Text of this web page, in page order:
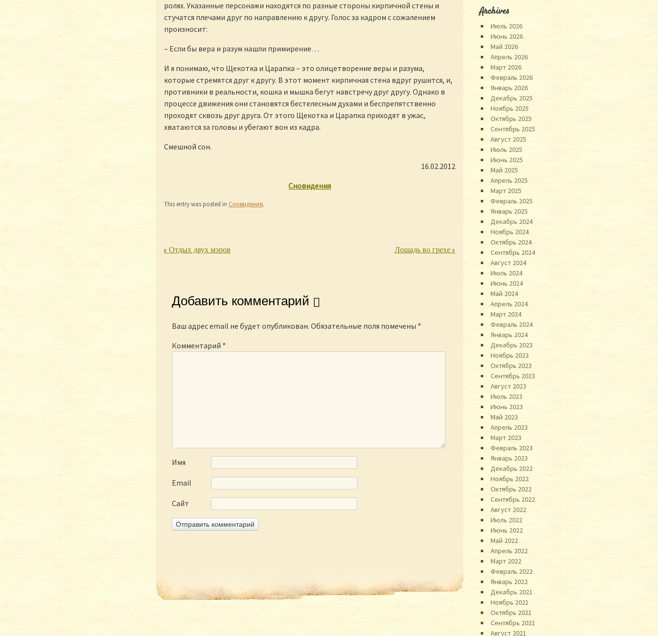
ролях. Указанные персонажи находятся по разные стороны кирпичной стены и
стучатся плечами друг по направлению к другу. Голос за кадром с сожалением
произносит:
– Если бы вера и разум нашли примирение…
И я понимаю, что Щекотка и Царапка – это олицетворение веры и разума,
которые стремятся друг к другу. В этот момент кирпичная стена вдруг рушится, и,
противники в реальности, кошка и мышка бегут навстречу друг другу. Однако в
процессе движения они становятся бестелесным духами и беспрепятственно
проходят сквозь друг друга. От этого Щекотка и Царапка приходят в ужас,
хватаются за головы и убегают вон из кадра.
Смешной сон.
16.02.2012
Сновидения
This entry was posted in Сновидения.
Post navigation
«Отдых двух мэров Лошадь во грехе»
Добавить комментарий
Ваш адрес email не будет опубликован. Обязательные поля помечены *
Комментарий *
Имя
Email
Сайт
Archives
Июль 2026
Июнь 2026
Май 2026
Апрель 2026
Март 2026
Февраль 2026
Январь 2026
Декабрь 2025
Ноябрь 2025
Октябрь 2025
Сентябрь 2025
Август 2025
Июль 2025
Июнь 2025
Май 2025
Апрель 2025
Март 2025
Февраль 2025
Январь 2025
Декабрь 2024
Ноябрь 2024
Октябрь 2024
Сентябрь 2024
Август 2024
Июль 2024
Июнь 2024
Май 2024
Апрель 2024
Март 2024
Февраль 2024
Январь 2024
Декабрь 2023
Ноябрь 2023
Октябрь 2023
Сентябрь 2023
Август 2023
Июль 2023
Июнь 2023
Май 2023
Апрель 2023
Март 2023
Февраль 2023
Январь 2023
Декабрь 2022
Ноябрь 2022
Октябрь 2022
Сентябрь 2022
Август 2022
Июль 2022
Июнь 2022
Май 2022
Апрель 2022
Март 2022
Февраль 2022
Январь 2022
Декабрь 2021
Ноябрь 2021
Октябрь 2021
Сентябрь 2021
Август 2021